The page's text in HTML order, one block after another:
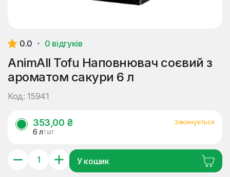
0.0 0 відгуків
AnimAll Tofu Наповнювач соєвий з
ароматом сакури 6 л
Код: 15941
6 л1 шт
353,00 ₴ Закінчується
У кошик